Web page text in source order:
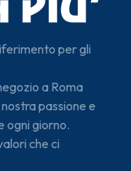
per gli
a Roma
passione e
ogni giorno.
che ci